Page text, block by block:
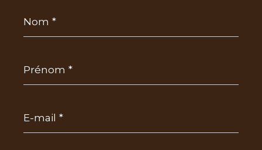
mail
*